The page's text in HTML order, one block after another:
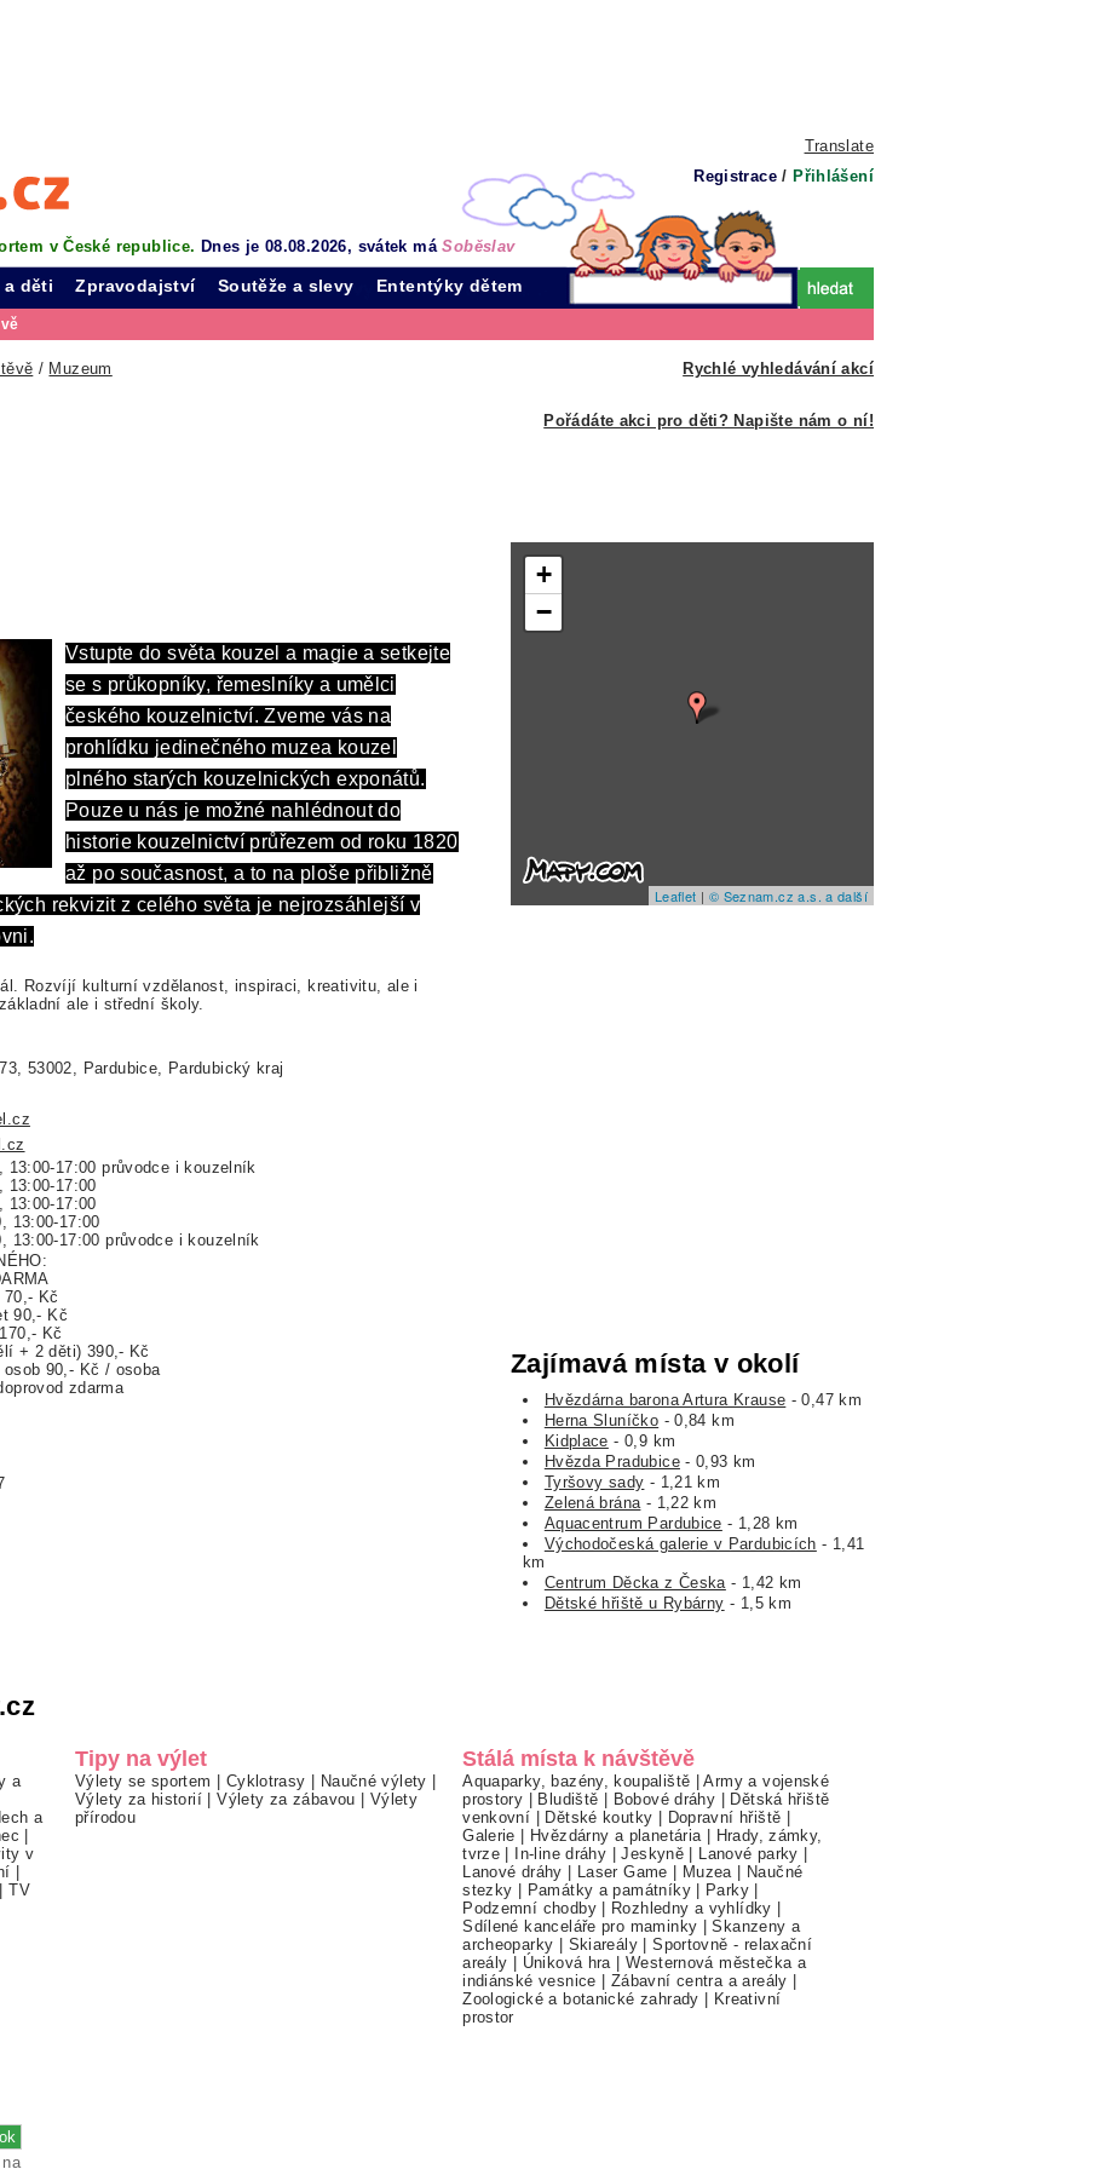
Translate
Registrace / Přihlášení
v České republice. Dnes je 08.08.2026, svátek máSoběslav
a děti Zpravodajství Soutěže a slevy Ententýky dětem
Rychlé vyhledávání akcí
/ Muzeum
Pořádáte akci pro děti? Napište nám o ní!
Vstupte do světa kouzel a magie a setkejte
se s průkopníky, řemeslníky a umělci
českého kouzelnictví. Zveme vás na
prohlídku jedinečného muzea kouzel
plného starých kouzelnických exponátů.
Pouze u nás je možné nahlédnoutdo
historie kouzelnictví průřezem od roku 1820
až po současnost, a to na ploše přibližně
rekvizit z celého světa je nejrozsáhlejší v
Rozvíjí kulturní vzdělanost, inspiraci, kreativitu, ale i
ale i střední školy.
53002, Pardubice, Pardubický kraj
13:00-17:00 průvodce i kouzelník
13:00-17:00
13:00-17:00
13:00-17:00
13:00-17:00 průvodce i kouzelník
70,- Kč
90,- Kč
Kč
+ 2 děti) 390,- Kč
90,- Kč / osoba
zdarma
+
−
Leaflet | © Seznam.cz a.s. a další
Zajímavá místa v okolí
Hvězdárna barona Artura Krause - 0,47 km
Herna Sluníčko - 0,84 km
Kidplace - 0,9 km
Hvězda Pradubice- 0,93 km
Tyršovy sady - 1,21 km
Zelená brána- 1,22 km
Aquacentrum Pardubice - 1,28 km
Východočeská galerie v Pardubicích - 1,41
km
Centrum Děcka z Česka- 1,42 km
Dětské hřiště u Rybárny - 1,5 km
a
a
|
v
|
|TV
Tipy na výlet
Výlety se sportem | Cyklotrasy | Naučné výlety |
Výlety za historií |Výlety za zábavou | Výlety
přírodou
Stálá místa k návštěvě
Aquaparky, bazény, koupaliště |Army a vojenské
prostory | Bludiště | Bobové dráhy | Dětská hřiště
venkovní | Dětské koutky | Dopravní hřiště |
Galerie | Hvězdárny a planetária | Hrady, zámky,
tvrze | In-line dráhy |Jeskyně | Lanové parky |
Lanové dráhy | Laser Game | Muzea | Naučné
stezky | Památky a památníky| Parky |
Podzemní chodby| Rozhledny a vyhlídky |
Sdílené kanceláře pro maminky |Skanzeny a
archeoparky | Skiareály |Sportovně - relaxační
areály | Úniková hra |Westernová městečka a
indiánské vesnice | Zábavní centra a areály |
Zoologické a botanické zahrady | Kreativní
prostor